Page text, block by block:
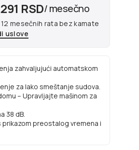
RSD/ mesečno
mesečnih rata bez kamate
uslove
zahvaljujući automatskom
za lako smeštanje sudova.
– Upravljajte mašinom za
38 dB.
preostalog vremena i